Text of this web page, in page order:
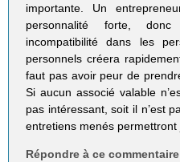
importante. Un
personnalité forte,
incompatibilité dans les
personnels créera
faut pas avoir peur de
Si aucun associé valable
pas intéressant, soit il n’est
entretiens menés
Répondre à ce commentaire